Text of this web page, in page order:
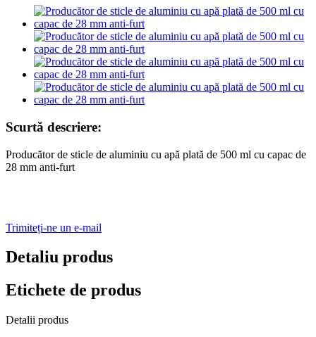
Scurtă descriere:
Producător de sticle de aluminiu cu apă plată de 500 ml cu capac de
28 mm anti-furt
Trimiteți-ne un e-mail
Detaliu produs
Etichete de produs
Detalii produs